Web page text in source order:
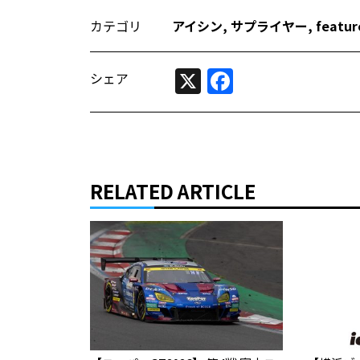
カテゴリ アイシン, サプライヤー,
シェア X
RELATED ARTICLE